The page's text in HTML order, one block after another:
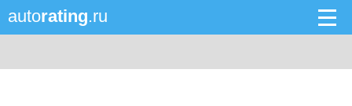
autorating.ru